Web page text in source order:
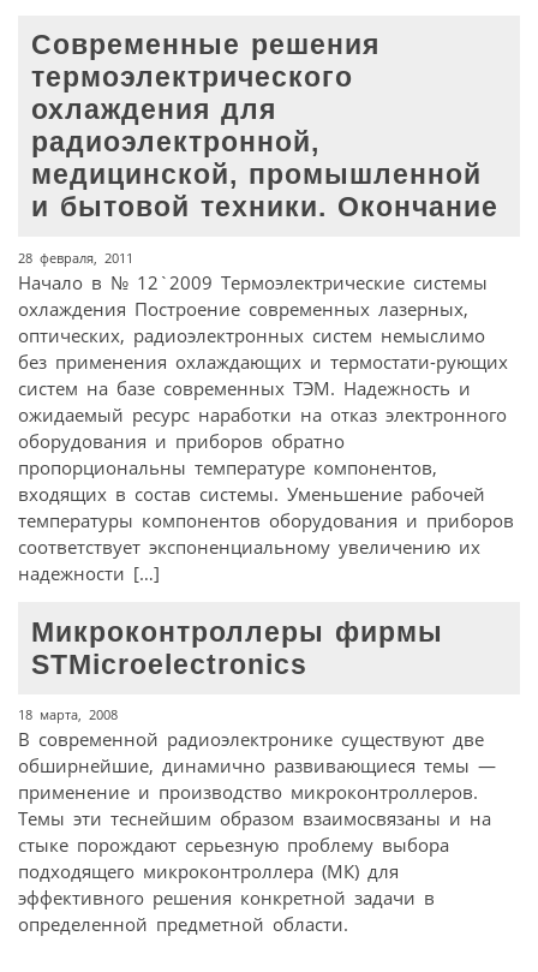
Современные решения
термоэлектрического
охлаждения для
радиоэлектронной,
медицинской, промышленной
и бытовой техники. Окончание
28 февраля, 2011
Начало в № 12`2009 Термоэлектрические системы
охлаждения Построение современных лазерных,
оптических, радиоэлектронных систем немыслимо
без применения охлаждающих и термостати-рующих
систем на базе современных ТЭМ. Надежность и
ожидаемый ресурс наработки на отказ электронного
оборудования и приборов обратно
пропорциональны температуре компонентов,
входящих в состав системы. Уменьшение рабочей
температуры компонентов оборудования и приборов
соответствует экспоненциальному увеличению их
надежности […]
Микроконтроллеры фирмы
STMicroelectronics
18 марта, 2008
В современной радиоэлектронике существуют две
обширнейшие, динамично развивающиеся темы —
применение и производство микроконтроллеров.
Темы эти теснейшим образом взаимосвязаны и на
стыке порождают серьезную проблему выбора
подходящего микроконтроллера (МК) для
эффективного решения конкретной задачи в
определенной предметной области.